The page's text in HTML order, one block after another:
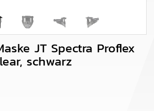
JT Spectra Proflex
schwarz